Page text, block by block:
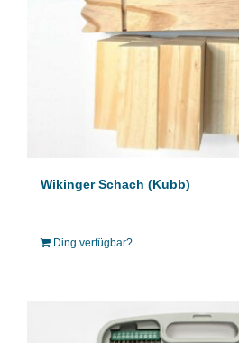
Wikinger Schach (Kubb)
Ding verfügbar?